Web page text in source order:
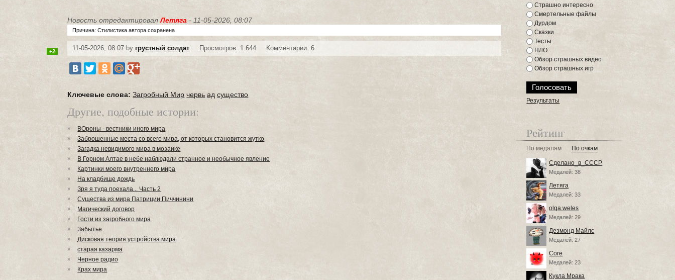
Новость отредактировалЛетяга - 11-05-2026, 08:07
Причина: Стилистика автора сохранена
11-05-2026, 08:07 byгрустный солдат Просмотров: 1 644 Комментарии: 6
+2
Ключевые слова: Загробный Мир червь ад существо
Другие, подобные истории:
ВОроны - вестники иного мира
Заброшенные места со всего мира, от которых становится жутко
Загадка невидимого мира в мозаике
В Горном Алтае в небе наблюдали странное и необычное явление
Картинки моего внутреннего мира
На кладбище дождь
Зря я туда поехала... Часть 2
Существа из мира Патриции Пиччинини
Магический договор
Гости из загробного мира
Забытье
Дисковая теория устройства мира
старая казарма
Черное радио
Крах мира
Страшно интересно
Смертельные файлы
Дурдом
Сказки
Тесты
НЛО
Обзор страшных видео
Обзор страшных игр
Результаты
Рейтинг
По медалям По очкам
Сделано_в_СССР
Медалей: 38
Летяга
Медалей: 33
olqa.weles
Медалей: 29
Дезмонд Майлс
Медалей: 27
Core
Медалей: 23
Кукла Мрака